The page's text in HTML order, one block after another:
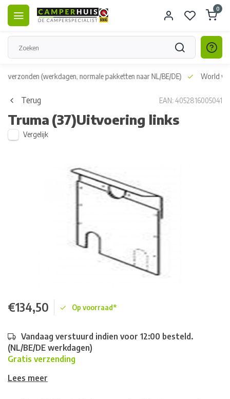
0
verzonden (werkdagen, normale pakketten naar NL/BE/DE) World
Terug EAN: 4052816005041
Truma (37)Uitvoering links
Vergelijk
€134,50 Op voorraad*
Vandaag verstuurd indien voor 12:00 besteld.
(NL/BE/DE werkdagen)
Gratis verzending
Lees meer